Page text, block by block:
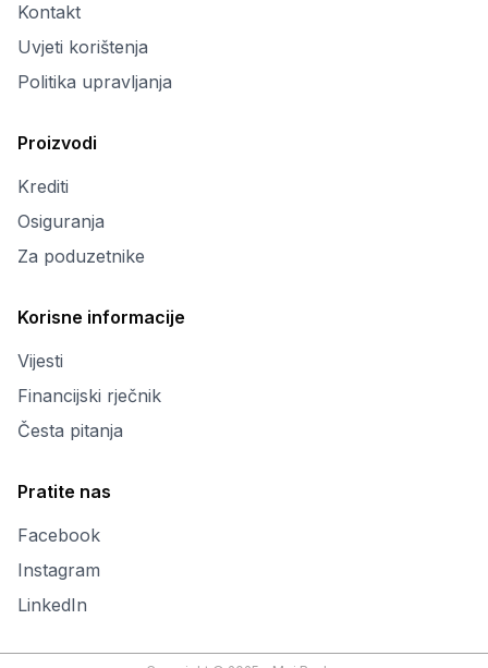
Kontakt
Uvjeti korištenja
Politika upravljanja
Proizvodi
Krediti
Osiguranja
Za poduzetnike
Korisne informacije
Vijesti
Financijski rječnik
Česta pitanja
Pratite nas
Facebook
Instagram
LinkedIn